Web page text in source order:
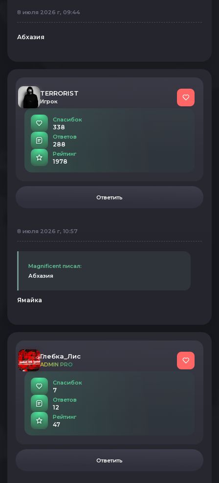
8 июля 2026 г, 09:44
Абхазия
TERRORIST
Игрок
Спасибок
338
Ответов
288
Рейтинг
1978
Ответить
8 июля 2026 г, 10:57
Magnificent писал:
Абхазия
Ямайка
Глебка_Лис
ADMIN PRO
Спасибок
7
Ответов
12
Рейтинг
47
Ответить